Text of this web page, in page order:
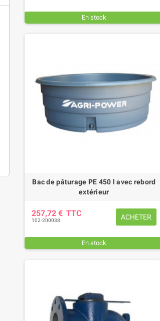
INDICATEUR DE SERRAGE 27
En stock
Bac de pâturage PE 450 l avec rebord
extérieur
257,72 € TTC
102-200038 ACHETER
En stock